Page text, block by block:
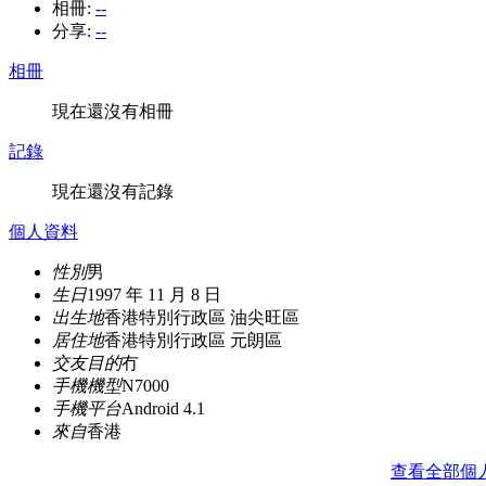
相冊: --
分享: --
相冊
現在還沒有相冊
記錄
現在還沒有記錄
個人資料
性別男
生日1997 年 11 月 8 日
出生地香港特別行政區 油尖旺區
居住地香港特別行政區 元朗區
交友目的冇
手機機型N7000
手機平台Android 4.1
來自香港
查看全部個